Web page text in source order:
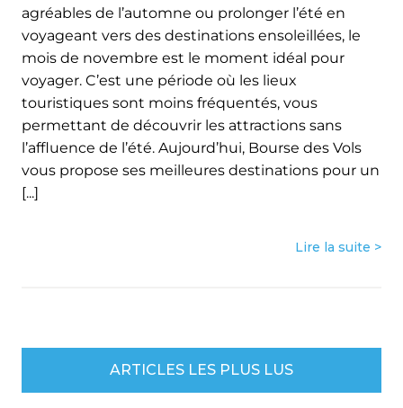
agréables de l’automne ou prolonger l’été en
voyageant vers des destinations ensoleillées, le
mois de novembre est le moment idéal pour
voyager. C’est une période où les lieux
touristiques sont moins fréquentés, vous
permettant de découvrir les attractions sans
l’affluence de l’été. Aujourd’hui, Bourse des Vols
vous propose ses meilleures destinations pour un
[...]
Lire la suite >
ARTICLES LES PLUS LUS